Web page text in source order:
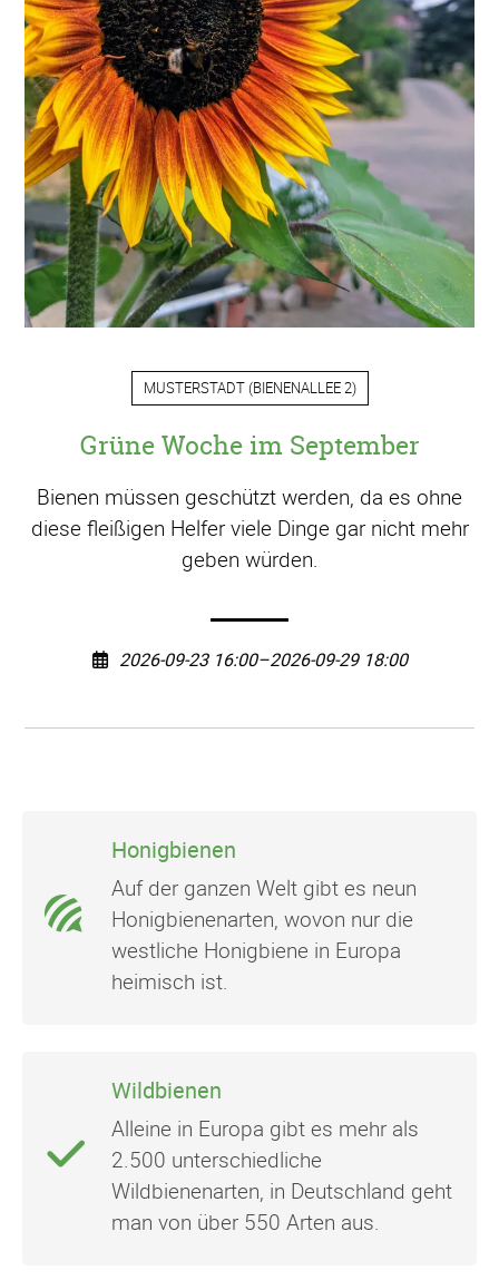
MUSTERSTADT(BIENENALLEE 2)
Grüne Woche im September
Bienen müssen geschützt werden, da es ohne
diese fleißigen Helfer viele Dinge gar nicht mehr
geben würden.
2026-09-23 16:00–2026-09-29 18:00
Honigbienen
Auf der ganzen Welt gibt es neun
Honigbienenarten, wovon nur die
westliche Honigbiene in Europa
heimisch ist.
Wildbienen
Alleine in Europa gibt es mehr als
2.500 unterschiedliche
Wildbienenarten, in Deutschland geht
man von über 550 Arten aus.